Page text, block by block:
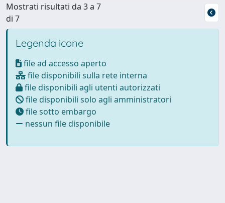
Mostrati risultati da 3 a 7
di 7
Legenda icone
file ad accesso aperto
file disponibili sulla rete interna
file disponibili agli utenti autorizzati
file disponibili solo agli amministratori
file sotto embargo
nessun file disponibile